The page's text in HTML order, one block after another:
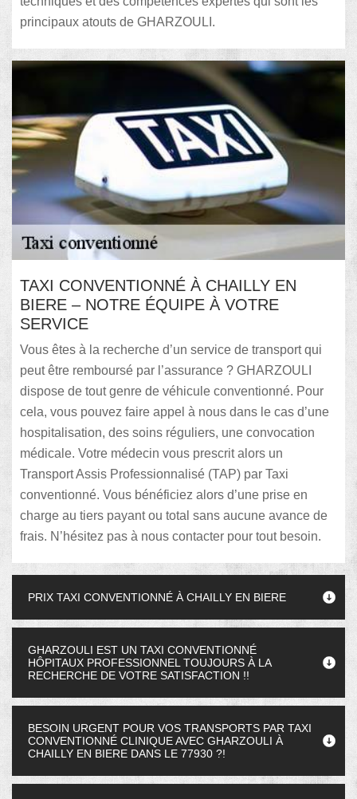
principaux atouts de GHARZOULI.
TAXI CONVENTIONNÉ À CHAILLY EN
BIERE – NOTRE ÉQUIPE À VOTRE
SERVICE
Vous êtes à la recherche d’un service de transport qui
peut être remboursé par l’assurance ? GHARZOULI
dispose de tout genre de véhicule conventionné. Pour
cela, vous pouvez faire appel à nous dans le cas d’une
hospitalisation, des soins réguliers, une convocation
médicale. Votre médecin vous prescrit alors un
Transport Assis Professionnalisé (TAP) par Taxi
conventionné. Vous bénéficiez alors d’une prise en
charge au tiers payant ou total sans aucune avance de
frais. N’hésitez pas à nous contacter pour tout besoin.
PRIX TAXI CONVENTIONNÉ À CHAILLY EN BIERE
GHARZOULI EST UN TAXI CONVENTIONNÉ
HÔPITAUX PROFESSIONNEL TOUJOURS À LA
RECHERCHE DE VOTRE SATISFACTION !!
BESOIN URGENT POUR VOS TRANSPORTS PAR TAXI
CONVENTIONNÉ CLINIQUE AVEC GHARZOULI À
CHAILLY EN BIERE DANS LE 77930 ?!